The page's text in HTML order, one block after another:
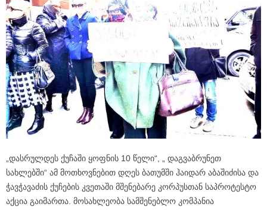
„დასრულდეს ქუჩაში ყოფნის 10 წელი“, „ დაგვაბრუნეთ
სახლებში“ ამ მოთხოვნებით დღეს ბათუმში ჰაიდარ აბაშიძისა და
ჭავჭავაძის ქუჩების კვეთაში მშენებარე კორპუსთან საპროტესტო
აქცია გაიმართა. მოსახლეობა სამშენებლო კომპანია